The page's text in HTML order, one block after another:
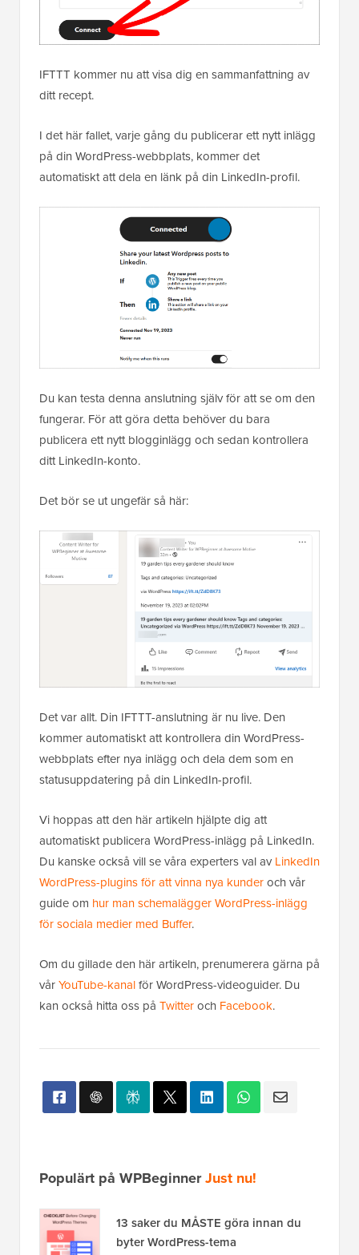
IFTTT kommer nu att visa dig en sammanfattning av
ditt recept.
I det här fallet, varje gång du publicerar ett nytt inlägg
på din WordPress-webbplats, kommer det
automatiskt att dela en länk på din LinkedIn-profil.
Du kan testa denna anslutning själv för att se om den
fungerar. För att göra detta behöver du bara
publicera ett nytt blogginlägg och sedan kontrollera
ditt LinkedIn-konto.
Det bör se ut ungefär så här:
Det var allt. Din IFTTT-anslutning är nu live. Den
kommer automatiskt att kontrollera din WordPress-
webbplats efter nya inlägg och dela dem som en
statusuppdatering på din LinkedIn-profil.
Vi hoppas att den här artikeln hjälpte dig att
automatiskt publicera WordPress-inlägg på LinkedIn.
Du kanske också vill se våra experters val av LinkedIn
WordPress-plugins för att vinna nya kunderoch vår
guide om hur man schemalägger WordPress-inlägg
för sociala medier med Buffer.
Om du gillade den här artikeln, prenumerera gärna på
vårYouTube-kanalför WordPress-videoguider. Du
kan också hitta oss på Twitteroch Facebook.
Populärt på WPBeginnerJust nu!
13 saker du MÅSTE göra innan du
byter WordPress-tema